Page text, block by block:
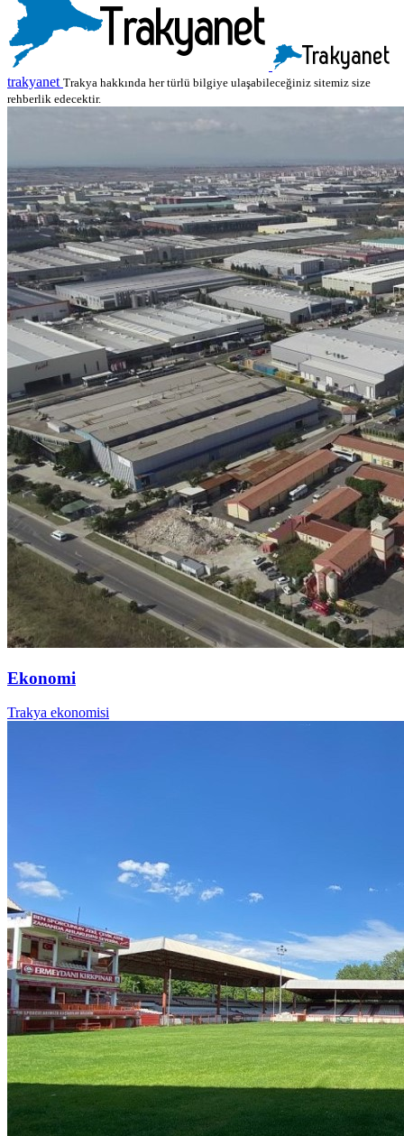
trakyanet Trakya hakkında her türlü bilgiye ulaşabileceğiniz sitemiz size
rehberlik edecektir.
Ekonomi
Trakya ekonomisi